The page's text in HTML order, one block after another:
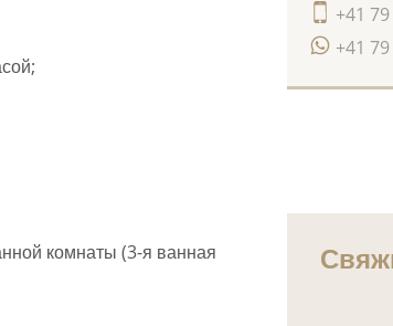
комнаты (3-я ванная
+41
+41